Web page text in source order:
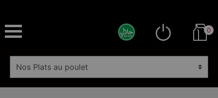
0